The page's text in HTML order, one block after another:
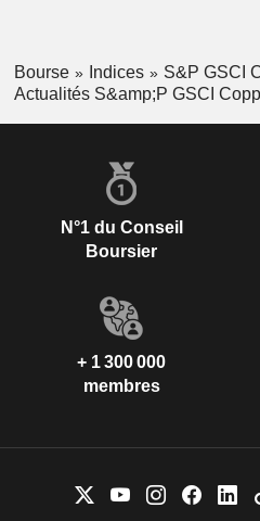
Bourse Indices
S&P GSCI
Actualités S&amp;P GSCI
N°1 du Conseil
Boursier
+ 1 300 000
membres